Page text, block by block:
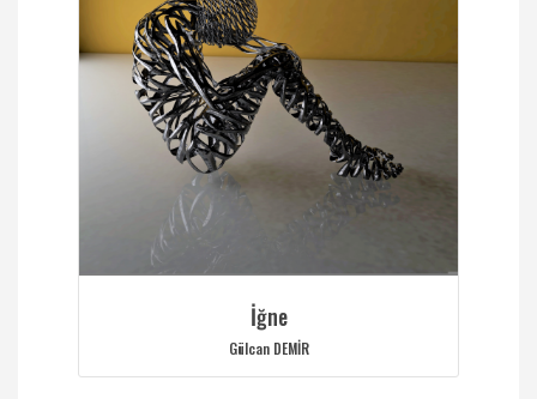
İğne
Gülcan DEMİR